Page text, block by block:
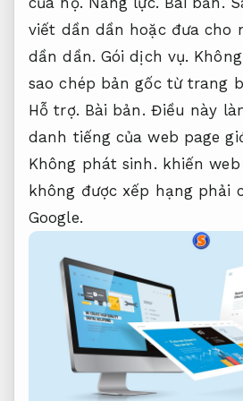
viết dần dần hoặc đưa cho
dần dần. Gói dịch vụ.
sao chép bản gốc từ trang
Hỗ trợ. Bài bản. Điều này
danh tiếng của web page
Không phát sinh. khiến
không được xếp hạng phải
Google.